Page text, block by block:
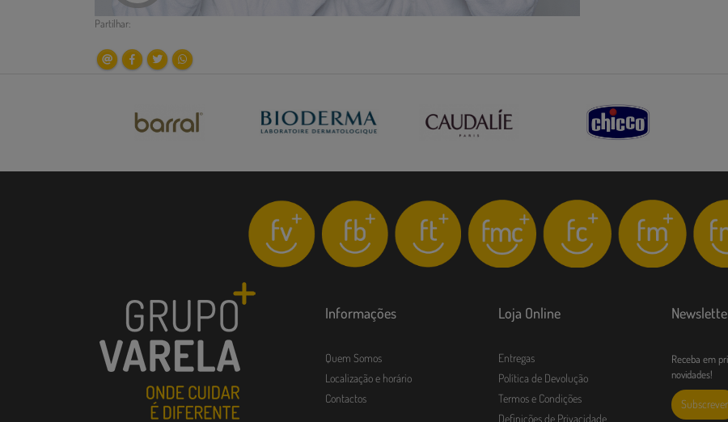
Partilhar:
Informações
Quem Somos
Localização e horário
Contactos
Loja Online
Entregas
Política de Devolução
Termos e Condições
Definições de Privacidade
Receba em
novidades!
Subscrever